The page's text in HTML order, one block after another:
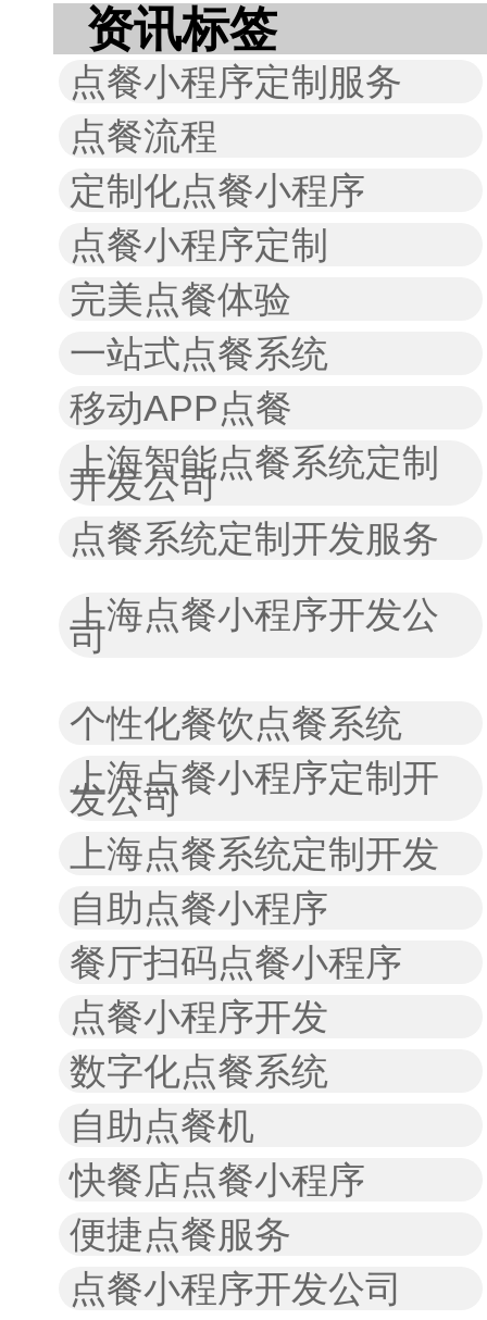
资讯标签
点餐小程序定制服务
点餐流程
定制化点餐小程序
点餐小程序定制
完美点餐体验
一站式点餐系统
移动APP点餐
上海智能点餐系统定制
开发公司
点餐系统定制开发服务
上海点餐小程序开发公
司
个性化餐饮点餐系统
上海点餐小程序定制开
发公司
上海点餐系统定制开发
自助点餐小程序
餐厅扫码点餐小程序
点餐小程序开发
数字化点餐系统
自助点餐机
快餐店点餐小程序
便捷点餐服务
点餐小程序开发公司